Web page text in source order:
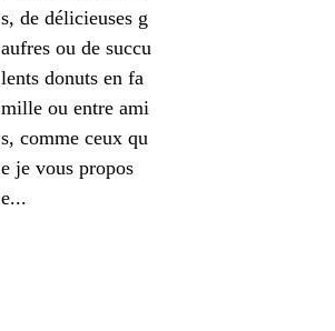
s, de délicieuses g
aufres ou de succu
lents donuts en fa
mille ou entre ami
s, comme ceux qu
e je vous propos
e...